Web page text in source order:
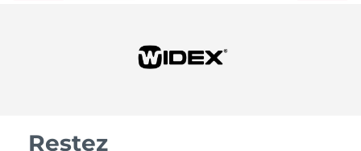
Restez